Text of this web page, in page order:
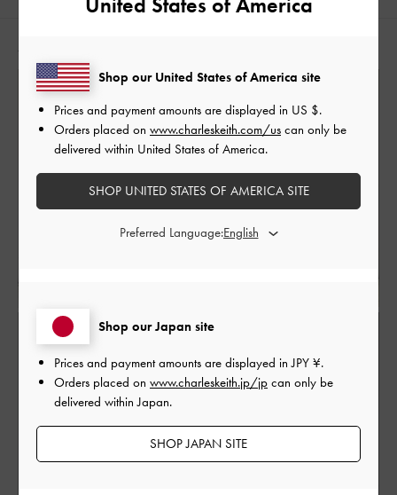
休日コーデ 夏コーデ 旅行
Shop our Japan site
Prices and payment amounts are displayed inJPY ¥.
Orders placed on www.charleskeith.jp/jp can only be
delivered within Japan.
SHOP JAPAN SITE
Shop our United States of America site
Prices and payment amounts are displayed in US $.
Orders placed on www.charleskeith.com/us can only be
delivered within United States of America.
SHOP UNITED STATES OF AMERICA SITE
Preferred Language: